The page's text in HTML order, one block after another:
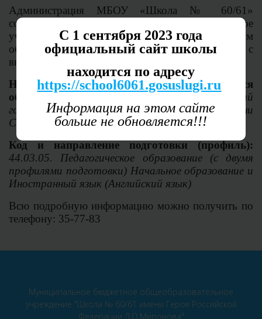
С 1 сентября 2023 года
официальный сайт школы
находится по адресу
https://school6061.gosuslugi.ru
Информация на этом сайте
больше не обновляется!!!
Администрация МБОУ «Школа № 60/61»
сообщает, что в 2023 году образовательное
учреждение готово заключить договор о целевом
обучении на педагогические специальности с
выпускниками 11 классов.
Наименование вуза, в котором планируется
обучение:
ФГБОУ ВО «Рязанский
государственный университет имени
С.А.Есенина»
Код и направление подготовки (профиль):
44.03.05. Педагогическое образование (с двумя
профилями подготовки) Начальное образование и
Иностранный язык (Английский язык)
Всю подробную информацию можно получить по
телефону: 35-77-83
Муниципальное бюджетное общеобразовательное
учреждение "Школа № 60/61 имени Героя Российской
Федерации Д.О.Миронова"